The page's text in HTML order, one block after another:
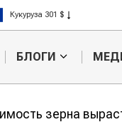
Рис 408 $
Пшеница 423 $
БЛОГИ
зерна